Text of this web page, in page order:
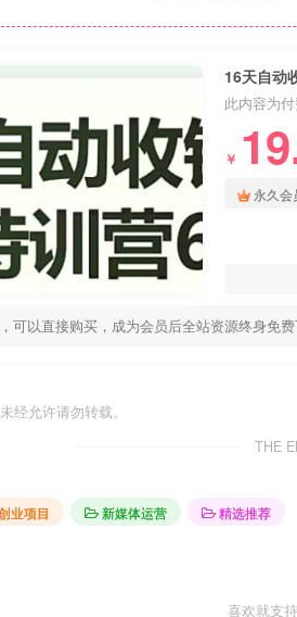
16天自动
此内容为
￥
永久会
可以直接购买，成为会员后全站资源终身免费
经允许请勿转载。
THE
业项目 新媒体运营
精选推荐
喜欢就支